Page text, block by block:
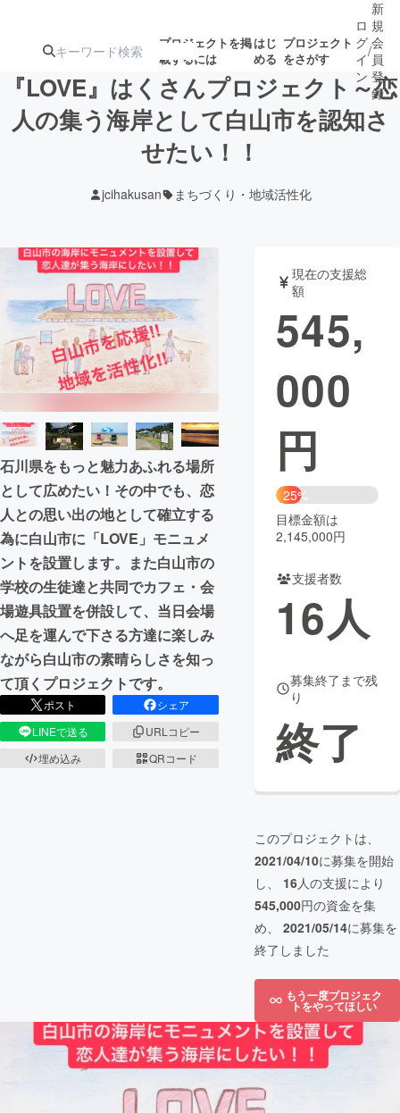
プロジェクトを掲
載するには
はじ
める
プロジェクト
をさがす
注目の新着プロ 募集終了が近いプ
テクノロジー・ガジェット
映像・映画 書籍・雑誌
ビジネス・起業 チャレンジ
まちづくり・地域活性化
CAMPFIRE for Social Good
CAMPFIRE Creation
CAMPFIREふるさと納税machi-ya コミュニティ
ロ
グ
イ
ン
/
新
規
会
員
登
録
『LOVE』はくさんプロジェクト～恋
人の集う海岸として白山市を認知さ
せたい！！
jcihakusan まちづくり・地域活性化
石川県をもっと魅力あふれる場所
として広めたい！その中でも、恋
人との思い出の地として確立する
為に白山市に「LOVE」モニュメ
ントを設置します。また白山市の
学校の生徒達と共同でカフェ・会
場遊具設置を併設して、当日会場
へ足を運んで下さる方達に楽しみ
ながら白山市の素晴らしさを知っ
て頂くプロジェクトです。
ポスト
シェア
LINEで送る
URLコピー
埋め込み
QRコード
現在の支援総
額
545,
000
円
25%
目標金額は
2,145,000円
支援者数
16人
募集終了まで残
り
終了
このプロジェクトは、
2021/04/10に募集を開始
し、 16人の支援により
545,000円の資金を集
め、 2021/05/14に募集を
終了しました
もう一度プロジェク
トをやってほしい